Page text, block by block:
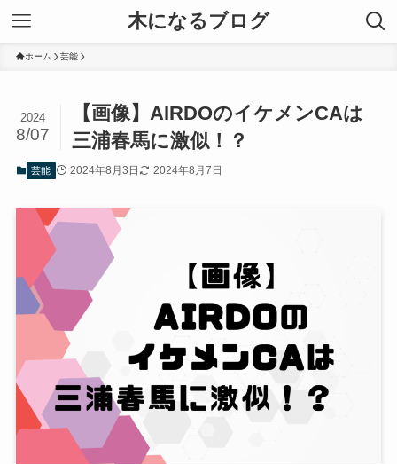
木になるブログ
ホーム 芸能
【画像】AIRDOのイケメンCAは
三浦春馬に激似！？
2024
8/07
芸能 2024年8月3日 2024年8月7日